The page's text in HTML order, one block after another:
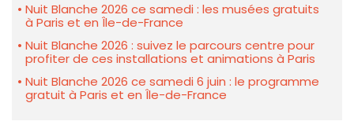
Nuit Blanche 2026 ce samedi : les musées gratuits
à Paris et en Île-de-France
Nuit Blanche 2026 : suivez le parcours centre pour
profiter de ces installations et animations à Paris
Nuit Blanche 2026 ce samedi 6 juin : le programme
gratuit à Paris et en Île-de-France